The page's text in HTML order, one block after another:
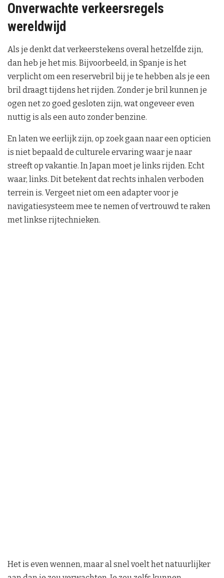
Onverwachte verkeersregels
wereldwijd
Als je denkt dat verkeerstekens overal hetzelfde zijn,
dan heb je het mis. Bijvoorbeeld, in Spanje is het
verplicht om een reservebril bij je te hebben als je een
bril draagt tijdens het rijden. Zonder je bril kunnen je
ogen net zo goed gesloten zijn, wat ongeveer even
nuttig is als een auto zonder benzine.
En laten we eerlijk zijn, op zoek gaan naar een opticien
is niet bepaald de culturele ervaring waar je naar
streeft op vakantie. In Japan moet je links rijden. Echt
waar, links. Dit betekent dat rechts inhalen verboden
terrein is. Vergeet niet om een adapter voor je
navigatiesysteem mee te nemen of vertrouwd te raken
met linkse rijtechnieken.
Het is even wennen, maar al snel voelt het natuurlijker